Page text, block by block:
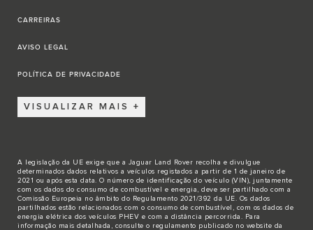
CARREIRAS
AVISO LEGAL
POLÍTICA DE PRIVACIDADE
VISUALIZAR MAIS
A legislação da UE exige que a Jaguar Land Rover recolha e divulgue
determinados dados relativos a veículos registados a partir de 1 de janeiro de
2021 ou após esta data. O número de identificação do veículo (VIN), juntamente
com os dados do consumo de combustível e energia, deve ser partilhado com a
Comissão Europeia no âmbito do Regulamento 2021/392 da UE. Os dados
partilhados estão relacionados com o consumo de combustível, com os dados de
energia elétrica dos veículos PHEV e com a distância percorrida. Para
informação mais detalhada, consulte o regulamento publicado no website da